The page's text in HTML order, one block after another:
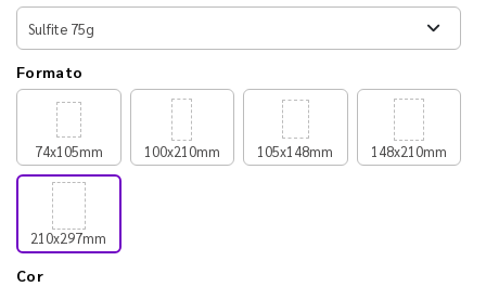
Formato
74x105mm 100x210mm 105x148mm 148x210mm
210x297mm
Cor